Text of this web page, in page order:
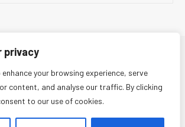
privacy
your browsing experience, serve
content, and analyse our traffic. By clicking
to our use of cookies.
Editorial Team Contact Us
Privacy Policy
Conditions
Disclaimer
Editorial Policy
Fact-Checking Policy Ethics Policy